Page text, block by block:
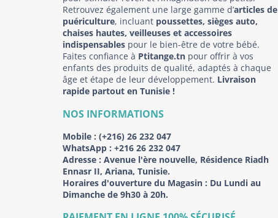
Retrouvez également une large gamme d’articles de
puériculture, incluant poussettes, sièges auto,
chaises hautes, veilleuses et accessoires
indispensables pour le bien-être de votre bébé.
Faites confiance à Ptitange.tn pour offrir à vos
enfants des produits de qualité, adaptés à chaque
âge et étape de leur développement. Livraison
rapide partout en Tunisie !
NOS INFORMATIONS
Mobile : (+216) 26 232 047
WhatsApp : +216 26 232 047
Adresse : Avenue l'ère nouvelle, Résidence Riadh
Ennasr II, Ariana, Tunisie.
Horaires d'ouverture du Magasin : Du Lundi au
Dimanche de 9h30 à 20h.